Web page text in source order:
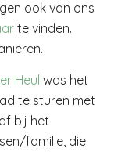
ook van ons
te vinden.
Heul was het
te sturen met
bij het
familie, die